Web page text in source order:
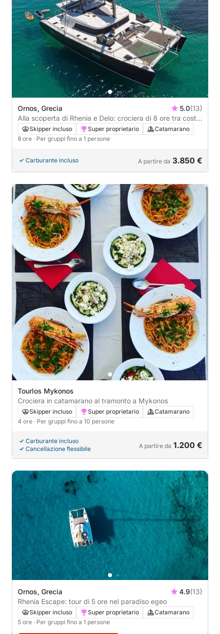
Ornos, Grecia 5.0(13)
Alla scoperta di Rhenia e Delo: crociera di 8 ore tra coste
appartate e antiche meraviglie
Skipper incluso Super proprietario
Catamarano
8 ore · Per gruppi fino a 1 persone
Carburante incluso A partire da 3.850 €
Tourlos Mykonos
Crociera in catamarano al tramonto a Mykonos
Skipper incluso Super proprietario
Catamarano
4 ore · Per gruppi fino a 10 persone
Carburante incluso
Cancellazione flessibile
A partire da 1.200 €
Ornos, Grecia 4.9(13)
Rhenia Escape: tour di 5 ore nel paradiso egeo
Skipper incluso Super proprietario
Catamarano
5 ore · Per gruppi fino a 1 persone